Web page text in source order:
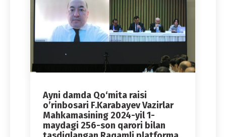
Ayni damda Qo‘mita raisi
o’rinbosari F.Karabayev Vazirlar
Mahkamasining 2024-yil 1-
maydagi 256-son qarori bilan